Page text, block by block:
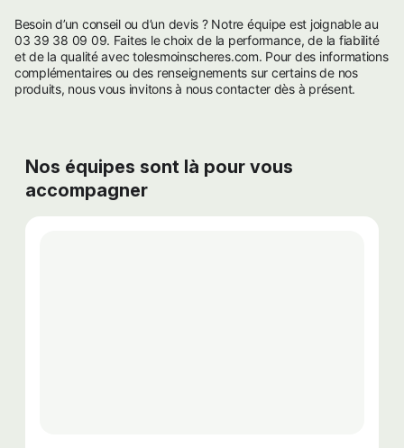
Besoin d’un conseil ou d’un devis ? Notre équipe est joignable au
03 39 38 09 09. Faites le choix de la performance, de la fiabilité
et de la qualité avec tolesmoinscheres.com. Pour des informations
complémentaires ou des renseignements sur certains de nos
produits, nous vous invitons à nous contacter dès à présent.
Nos équipes sont là pour vous
accompagner